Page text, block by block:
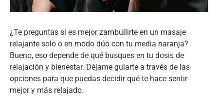
¿Te preguntas si es mejor zambullirte en un masaje
relajante solo o en modo dúo con tu media naranja?
Bueno, eso depende de qué busques en tu dosis de
relajación y bienestar. Déjame guiarte a través de las
opciones para que puedas decidir qué te hace sentir
mejor y más relajado.